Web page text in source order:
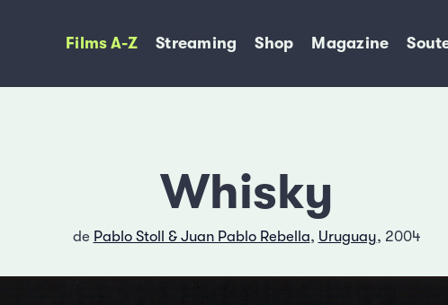
Films A-Z Streaming Shop Magazine
Whisky
de Pablo Stoll & Juan Pablo Rebella, Uruguay, 2004